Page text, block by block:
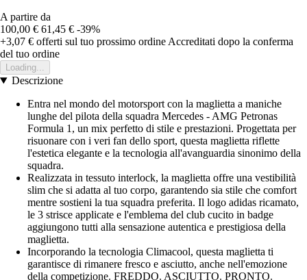
A partire da
100,00 € 61,45 € -39%
+3,07 € offerti sul tuo prossimo ordine Accreditati dopo la conferma
del tuo ordine
Loading...
Descrizione
Entra nel mondo del motorsport con la maglietta a maniche
lunghe del pilota della squadra Mercedes - AMG Petronas
Formula 1, un mix perfetto di stile e prestazioni. Progettata per
risuonare con i veri fan dello sport, questa maglietta riflette
l'estetica elegante e la tecnologia all'avanguardia sinonimo della
squadra.
Realizzata in tessuto interlock, la maglietta offre una vestibilità
slim che si adatta al tuo corpo, garantendo sia stile che comfort
mentre sostieni la tua squadra preferita. Il logo adidas ricamato,
le 3 strisce applicate e l'emblema del club cucito in badge
aggiungono tutti alla sensazione autentica e prestigiosa della
maglietta.
Incorporando la tecnologia Climacool, questa maglietta ti
garantisce di rimanere fresco e asciutto, anche nell'emozione
della competizione. FREDDO. ASCIUTTO. PRONTO.